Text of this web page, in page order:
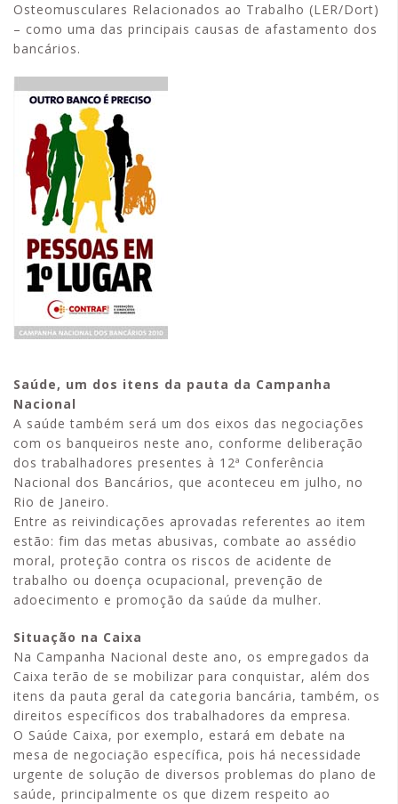
Osteomusculares Relacionados ao Trabalho (LER/Dort)
– como uma das principais causas de afastamento dos
bancários.
Saúde, um dos itens da pauta da Campanha
Nacional
A saúde também será um dos eixos das negociações
com os banqueiros neste ano, conforme deliberação
dos trabalhadores presentes à 12ª Conferência
Nacional dos Bancários, que aconteceu em julho, no
Rio de Janeiro.
Entre as reivindicações aprovadas referentes ao item
estão: fim das metas abusivas, combate ao assédio
moral, proteção contra os riscos de acidente de
trabalho ou doença ocupacional, prevenção de
adoecimento e promoção da saúde da mulher.
Situação na Caixa
Na Campanha Nacional deste ano, os empregados da
Caixa terão de se mobilizar para conquistar, além dos
itens da pauta geral da categoria bancária, também, os
direitos específicos dos trabalhadores da empresa.
O Saúde Caixa, por exemplo, estará em debate na
mesa de negociação específica, pois há necessidade
urgente de solução de diversos problemas do plano de
saúde, principalmente os que dizem respeito ao